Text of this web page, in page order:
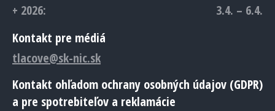
+ 2026:
3.4. – 6.4.
Kontakt pre médiá
tlacove@sk-nic.sk
Kontakt ohľadom ochrany osobných údajov (GDPR)
a pre spotrebiteľov a reklamácie